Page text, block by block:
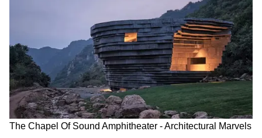
রেল সূত্রে খবর, ৬, ৮, ১০, ১১ এবং ১২ অক্টোবর
৬৮০৭৭/৬৮০৯৮ আদ্রা-ভাগা-আদ্রা মেমু প্যাসেঞ্জার
বাতিল থাকছে। ৬৮০৪৬/ ৬৮০৪৫ আসানসোল-
আদ্রা- আসানসোল মেমু প্যাসেঞ্জার,
৬৮০৫৩/৬৮০৫৪ আদ্রা-বরাভূম-আদ্রা মেমু
প্যাসেঞ্জার বাতিল থাকবে ১২ অক্টোবর। ৬৮০৫৬
টাটা- আসানসোল মেমু প্যাসেঞ্জার বাতিল থাকবে
১১ অক্টোবর। ১০ এবং ১২ অক্টোবর বাতিল